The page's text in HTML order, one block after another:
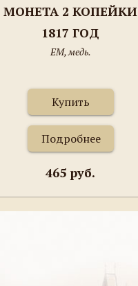
МОНЕТА 2 КОПЕЙКИ
1817 ГОД
ЕМ, медь.
Купить
Подробнее
465 руб.